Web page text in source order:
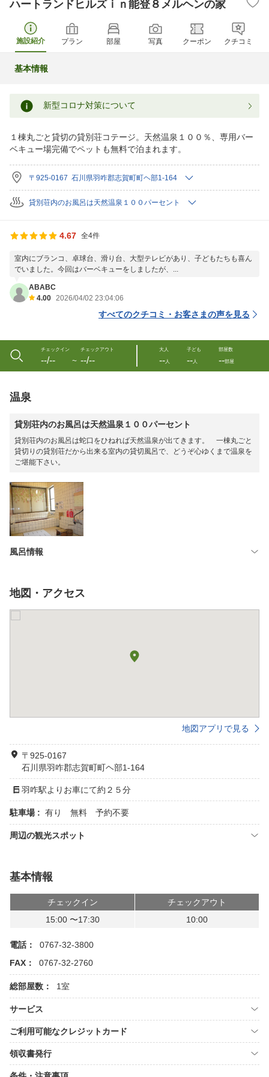
ハートランドヒルズｉｎ能登８メルヘンの家
施設紹介 プラン 部屋 写真 クーポン クチコミ
基本情報
新型コロナ対策について
１棟丸ごと貸切の貸別荘コテージ。天然温泉１００％、専用バー
ベキュー場完備でペットも無料で泊まれます。
〒925-0167 石川県羽咋郡志賀町町ヘ部1-164
貸別荘内のお風呂は天然温泉１００パーセント
4.67 全4件
室内にブランコ、卓球台、滑り台、大型テレビがあり、子どもたちも喜ん
でいました。今回はバーベキューをしましたが、...
ABABC
4.00 2026/04/02 23:04:06
すべてのクチコミ・お客さまの声を見る
チェックイン
--/-- 〜
チェックアウト
--/--
大人
--人
子ども
--人
部屋数
--部屋
温泉
貸別荘内のお風呂は天然温泉１００パーセント
貸別荘内のお風呂は蛇口をひねれば天然温泉が出てきます。 一棟丸ごと
貸切りの貸別荘だから出来る室内の貸切風呂で、どうぞ心ゆくまで温泉を
ご堪能下さい。
風呂情報
地図・アクセス
地図アプリで見る
〒925-0167
石川県羽咋郡志賀町町ヘ部1-164
羽咋駅よりお車にて約２５分
駐車場 : 有り 無料 予約不要
周辺の観光スポット
基本情報
チェックイン
チェックアウト
15:00 〜17:30
10:00
電話：
0767-32-3800
FAX：
0767-32-2760
総部屋数： 1室
サービス
ご利用可能なクレジットカード
領収書発行